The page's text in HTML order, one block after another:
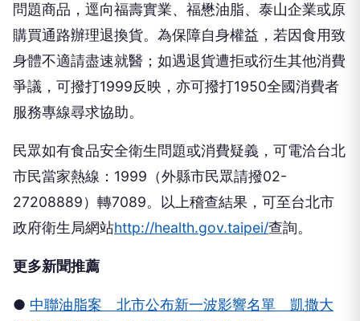
問題商品，逕向福壽實業、福懋油脂、泰山企業或原
購買通路辦理退換貨。為保障自身權益，若因食用致
身體不適請盡速就醫；如遇退貨遭拒或衍生其他消費
爭議，可撥打1999反映，亦可撥打1950全國消費者
服務專線尋求協助。
民眾如有食品安全衛生問題或消費疑義，可電洽台北
市民當家熱線：1999（外縣市民眾請撥02-
27208889）轉7089。以上稽查結果，可至台北市
政府衛生局網站http://health.gov.taipei/查詢。
更多新聞推薦
● 中聯油脂案 北市公布新一波影響名單 凱撒大